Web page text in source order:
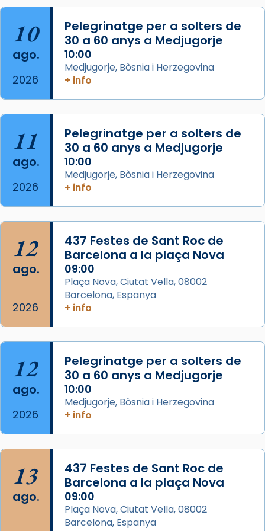
col·laboradors, a la Catedral de Barcelona.
L’arquebisbe de Barcelona, el cardenal Joan
Josep Omella, ha presidit la missa i l’ha
concelebrat el bisbe auxiliar de Barcelona,
Mons. David Abadías.
📸 Dr. G. Simón
Foto
View on Facebook · Share
Arquebisbat de Barcelona
2 weeks ago
Acompanyant la història de sant Cugat, a
partir de l’Edat Mitjana sorgeix la tradició
que les santes Juliana (“relatiu a Júlia”) i
Semproniana (“relatiu a Semprònia =
eterna”) són deixebles seves. I l’any 1667, el
frare Joan Gaspar Roig, afirma en una obra
que les santes són filles de l’antiga Iluro.
Mataró en reivindicarà les relíq
Foto
View on Facebook ·
10
ago.
2026
Pelegrinatge per a solters de
30 a 60 anys a Medjugorje
10:00
Medjugorje, Bòsnia i Herzegovina
+ info
11
ago.
2026
Pelegrinatge per a solters de
30 a 60 anys a Medjugorje
10:00
Medjugorje, Bòsnia i Herzegovina
+ info
12
ago.
2026
437 Festes de Sant Roc de
Barcelona a la plaça Nova
09:00
Plaça Nova, Ciutat Vella, 08002
Barcelona, Espanya
+ info
12
ago.
2026
Pelegrinatge per a solters de
30 a 60 anys a Medjugorje
10:00
Medjugorje, Bòsnia i Herzegovina
+ info
13
ago.
437 Festes de Sant Roc de
Barcelona a la plaça Nova
09:00
Plaça Nova, Ciutat Vella, 08002
Barcelona, Espanya